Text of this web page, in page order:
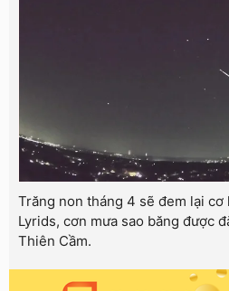
Trăng non tháng 4 sẽ đem lại
Lyrids, cơn mưa sao băng được
Thiên Cầm.